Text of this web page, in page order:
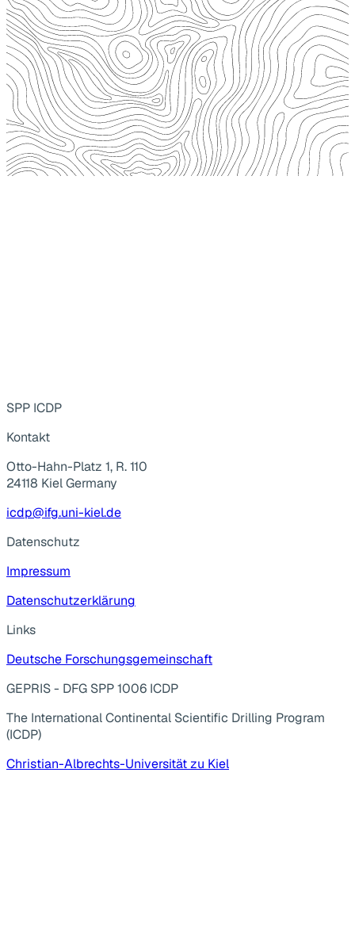
SPP ICDP
Kontakt
Otto-Hahn-Platz 1, R. 110
24118 Kiel Germany
icdp@ifg.uni-kiel.de
Datenschutz
Impressum
Datenschutzerklärung
Links
Deutsche Forschungsgemeinschaft
GEPRIS - DFG SPP 1006 ICDP
The International Continental Scientific Drilling Program
(ICDP)
Christian-Albrechts-Universität zu Kiel